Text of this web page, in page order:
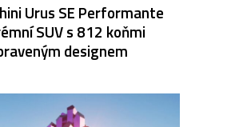
Urus SE Performante
SUV s 812 koňmi
designem